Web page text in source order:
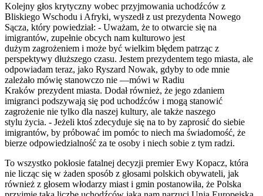
Kolejny głos krytyczny wobec przyjmowania uchodźców z
Bliskiego Wschodu i Afryki, wyszedł z ust prezydenta Nowego
Sącza, który powiedział: - Uważam, że to otwarcie się na
imigrantów, zupełnie obcych nam kulturowo jest
dużym zagrożeniem i może być wielkim błędem patrząc z
perspektywy dłuższego czasu. Jestem prezydentem tego miasta, ale
odpowiadam teraz, jako Ryszard Nowak, gdyby to ode mnie
zależało mówię stanowczo nie —mówi w Radiu
Kraków prezydent miasta. Dodał również, że jego zdaniem
imigranci podszywają się pod uchodźców i mogą stanowić
zagrożenie nie tylko dla naszej kultury, ale także naszego
stylu życia. - Jeżeli ktoś zdecyduje się na to by zaprosić do siebie
imigrantów, by próbować im pomóc to niech ma świadomość, że
bierze odpowiedzialność za te osoby i niech sobie z tym radzi.
To wszystko pokłosie fatalnej decyzji premier Ewy Kopacz, która
nie licząc się w żaden sposób z głosami polskich obywateli, jak
również z głosem włodarzy miast i gmin postanowiła, że Polska